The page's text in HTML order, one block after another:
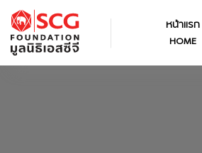
หน้าแรก
HOME